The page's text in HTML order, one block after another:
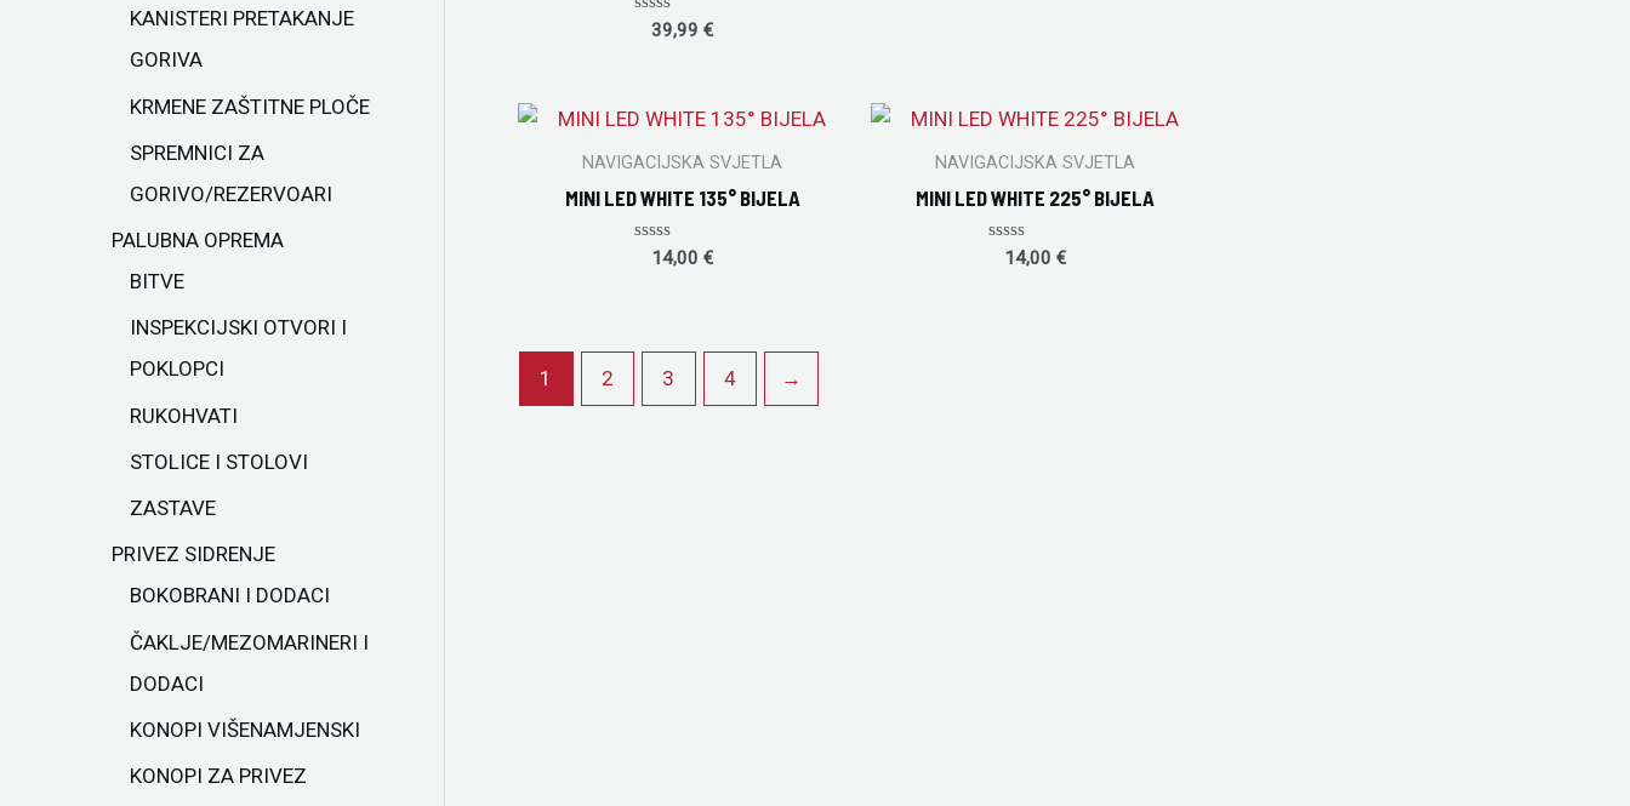
KANISTERI PRETAKANJE
GORIVA
KRMENE ZAŠTITNE PLOČE
SPREMNICI ZA
GORIVO/REZERVOARI
PALUBNA OPREMA
BITVE
INSPEKCIJSKI OTVORI I
POKLOPCI
RUKOHVATI
STOLICE I STOLOVI
ZASTAVE
PRIVEZ SIDRENJE
BOKOBRANI I DODACI
ČAKLJE/MEZOMARINERI I
DODACI
KONOPI VIŠENAMJENSKI
KONOPI ZA PRIVEZ
Rated
39,99€
NAVIGACIJSKA SVJETLA
MINI LED WHITE 135° BIJELA
Rated
14,00€
NAVIGACIJSKA SVJETLA
MINI LED WHITE 225° BIJELA
Rated
14,00€
1 2 3 4 →